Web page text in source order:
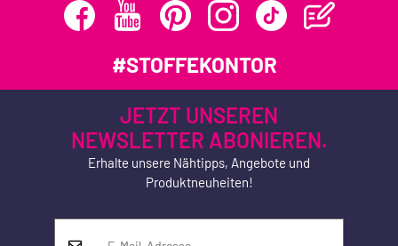
#STOFFEKONTOR
JETZT UNSEREN
NEWSLETTER ABONIEREN.
Erhalte unsere Nähtipps, Angebote und
Produktneuheiten!